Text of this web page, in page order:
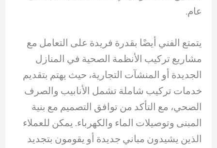
عام.
يتمتع الفني أيضًا بقدرة فريدة على التعامل مع
مشاريع تركيب الأنظمة الصحية في المنازل
الجديدة أو المنشآت التجارية، حيث يهتم بتقديم
خدمات تركيب شاملة تشمل الأنابيب والصرف
الصحي، مع التأكد من توافق التصميم مع بنية
المبنى وتوصيلات الماء والكهرباء. يمكن للعملاء
الذين يشيدون مباني جديدة أو يقومون بتجديد